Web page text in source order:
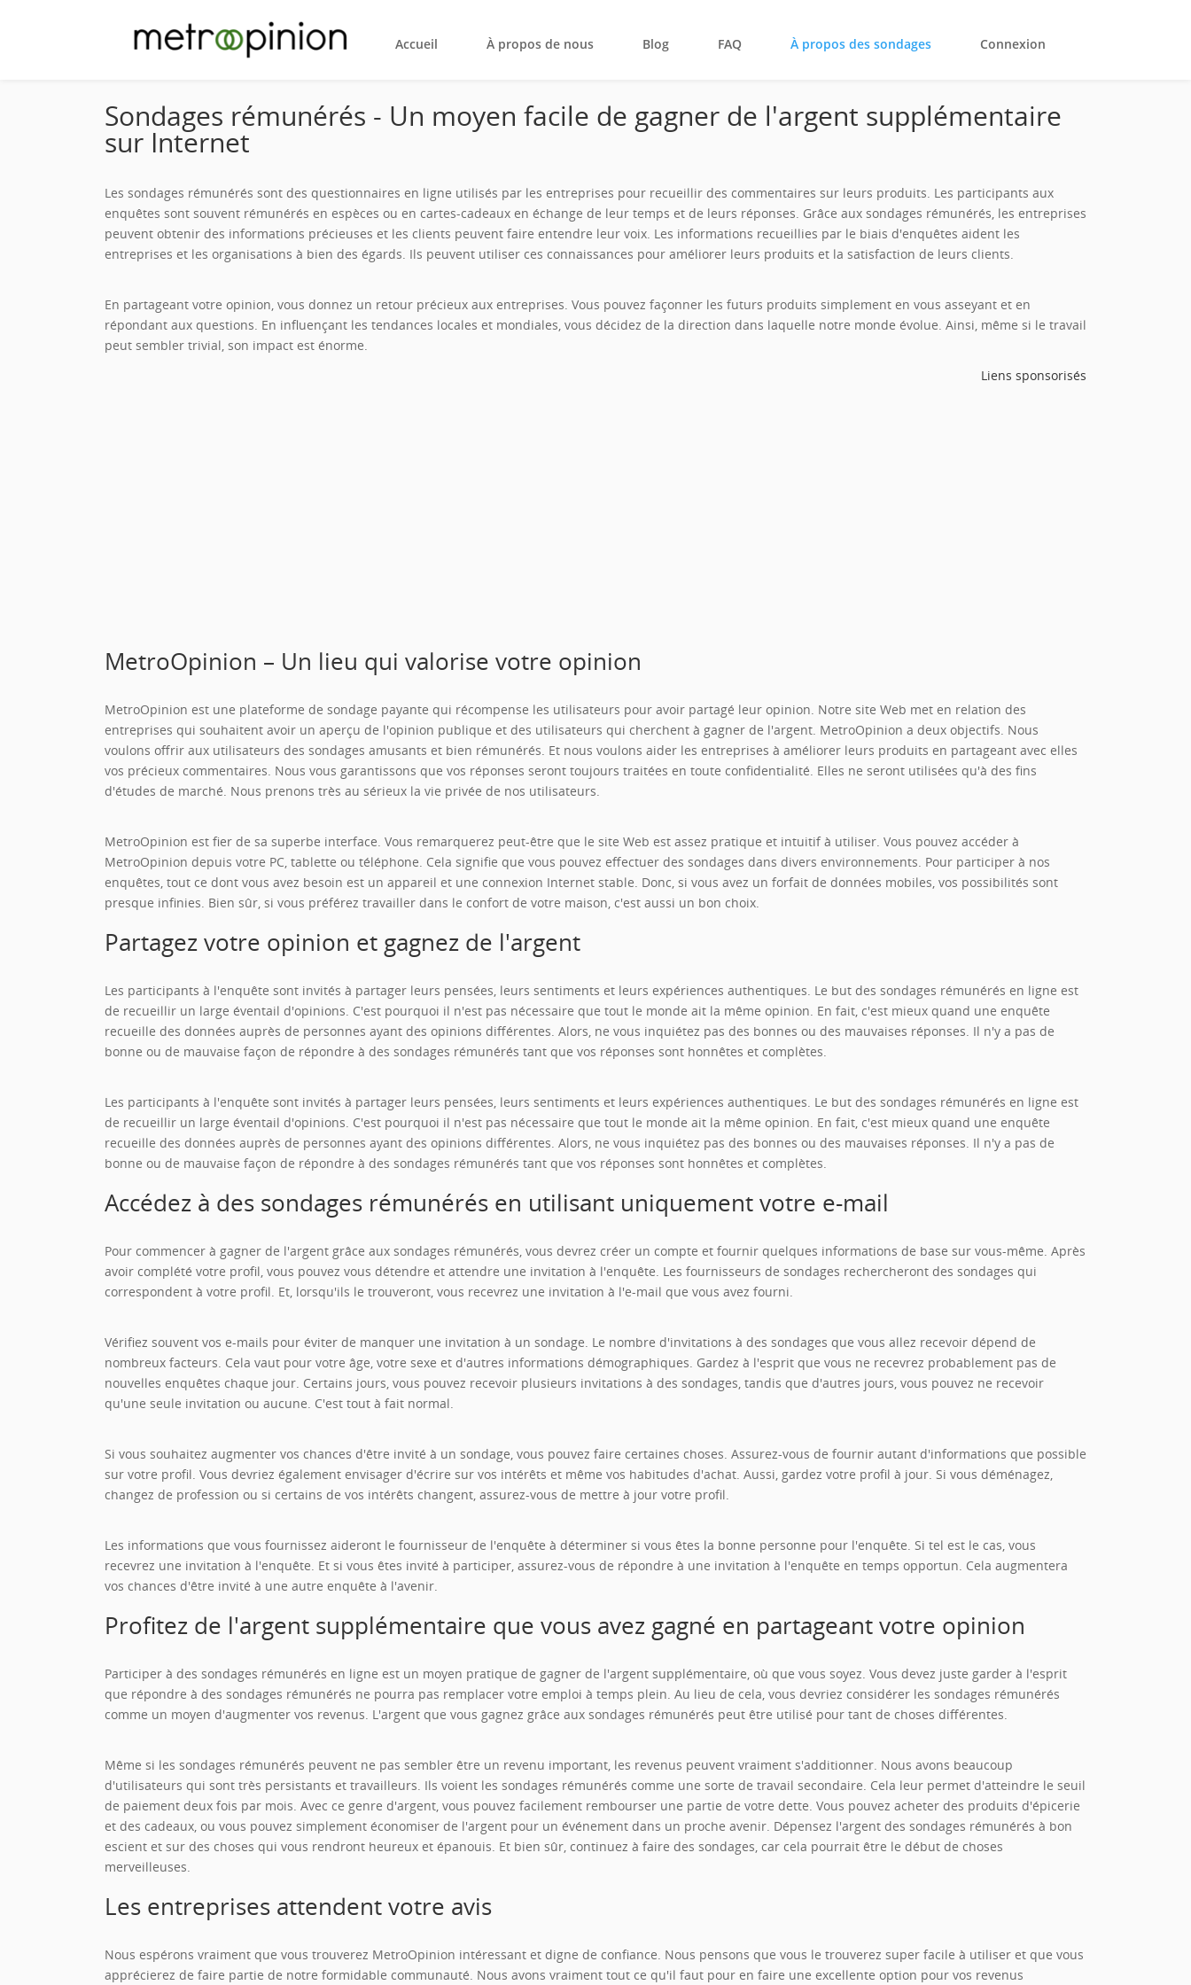
Accueil À propos de nous Blog FAQ À propos des sondages Connexion
Sondages rémunérés - Un moyen facile de gagner de l'argent supplémentaire
sur Internet
Les sondages rémunérés sont des questionnaires en ligne utilisés par les entreprises pour recueillir des commentaires sur leurs produits. Les participants aux
enquêtes sont souvent rémunérés en espèces ou en cartes-cadeaux en échange de leur temps et de leurs réponses. Grâce aux sondages rémunérés, les entreprises
peuvent obtenir des informations précieuses et les clients peuvent faire entendre leur voix. Les informations recueillies par le biais d'enquêtes aident les
entreprises et les organisations à bien des égards. Ils peuvent utiliser ces connaissances pour améliorer leurs produits et la satisfaction de leurs clients.
En partageant votre opinion, vous donnez un retour précieux aux entreprises. Vous pouvez façonner les futurs produits simplement en vous asseyant et en
répondant aux questions. En influençant les tendances locales et mondiales, vous décidez de la direction dans laquelle notre monde évolue. Ainsi, même si le travail
peut sembler trivial, son impact est énorme.
Liens sponsorisés
MetroOpinion – Un lieu qui valorise votre opinion
MetroOpinion est une plateforme de sondage payante qui récompense les utilisateurs pour avoir partagé leur opinion. Notre site Web met en relation des
entreprises qui souhaitent avoir un aperçu de l'opinion publique et des utilisateurs qui cherchent à gagner de l'argent. MetroOpinion a deux objectifs. Nous
voulons offrir aux utilisateurs des sondages amusants et bien rémunérés. Et nous voulons aider les entreprises à améliorer leurs produits en partageant avec elles
vos précieux commentaires. Nous vous garantissons que vos réponses seront toujours traitées en toute confidentialité. Elles ne seront utilisées qu'à des fins
d'études de marché. Nous prenons très au sérieux la vie privée de nos utilisateurs.
MetroOpinion est fier de sa superbe interface. Vous remarquerez peut-être que le site Web est assez pratique et intuitif à utiliser. Vous pouvez accéder à
MetroOpinion depuis votre PC, tablette ou téléphone. Cela signifie que vous pouvez effectuer des sondages dans divers environnements. Pour participer à nos
enquêtes, tout ce dont vous avez besoin est un appareil et une connexion Internet stable. Donc, si vous avez un forfait de données mobiles, vos possibilités sont
presque infinies. Bien sûr, si vous préférez travailler dans le confort de votre maison, c'est aussi un bon choix.
Partagez votre opinion et gagnez de l'argent
Les participants à l'enquête sont invités à partager leurs pensées, leurs sentiments et leurs expériences authentiques. Le but des sondages rémunérés en ligne est
de recueillir un large éventail d'opinions. C'est pourquoi il n'est pas nécessaire que tout le monde ait la même opinion. En fait, c'est mieux quand une enquête
recueille des données auprès de personnes ayant des opinions différentes. Alors, ne vous inquiétez pas des bonnes ou des mauvaises réponses. Il n'y a pas de
bonne ou de mauvaise façon de répondre à des sondages rémunérés tant que vos réponses sont honnêtes et complètes.
Les participants à l'enquête sont invités à partager leurs pensées, leurs sentiments et leurs expériences authentiques. Le but des sondages rémunérés en ligne est
de recueillir un large éventail d'opinions. C'est pourquoi il n'est pas nécessaire que tout le monde ait la même opinion. En fait, c'est mieux quand une enquête
recueille des données auprès de personnes ayant des opinions différentes. Alors, ne vous inquiétez pas des bonnes ou des mauvaises réponses. Il n'y a pas de
bonne ou de mauvaise façon de répondre à des sondages rémunérés tant que vos réponses sont honnêtes et complètes.
Accédez à des sondages rémunérés en utilisant uniquement votre e-mail
Pour commencer à gagner de l'argent grâce aux sondages rémunérés, vous devrez créer un compte et fournir quelques informations de base sur vous-même. Après
avoir complété votre profil, vous pouvez vous détendre et attendre une invitation à l'enquête. Les fournisseurs de sondages rechercheront des sondages qui
correspondent à votre profil. Et, lorsqu'ils le trouveront, vous recevrez une invitation à l'e-mail que vous avez fourni.
Vérifiez souvent vos e-mails pour éviter de manquer une invitation à un sondage. Le nombre d'invitations à des sondages que vous allez recevoir dépend de
nombreux facteurs. Cela vaut pour votre âge, votre sexe et d'autres informations démographiques. Gardez à l'esprit que vous ne recevrez probablement pas de
nouvelles enquêtes chaque jour. Certains jours, vous pouvez recevoir plusieurs invitations à des sondages, tandis que d'autres jours, vous pouvez ne recevoir
qu'une seule invitation ou aucune. C'est tout à fait normal.
Si vous souhaitez augmenter vos chances d'être invité à un sondage, vous pouvez faire certaines choses. Assurez-vous de fournir autant d'informations que possible
sur votre profil. Vous devriez également envisager d'écrire sur vos intérêts et même vos habitudes d'achat. Aussi, gardez votre profil à jour. Si vous déménagez,
changez de profession ou si certains de vos intérêts changent, assurez-vous de mettre à jour votre profil.
Les informations que vous fournissez aideront le fournisseur de l'enquête à déterminer si vous êtes la bonne personne pour l'enquête. Si tel est le cas, vous
recevrez une invitation à l'enquête. Et si vous êtes invité à participer, assurez-vous de répondre à une invitation à l'enquête en temps opportun. Cela augmentera
vos chances d'être invité à une autre enquête à l'avenir.
Profitez de l'argent supplémentaire que vous avez gagné en partageant votre opinion
Participer à des sondages rémunérés en ligne est un moyen pratique de gagner de l'argent supplémentaire, où que vous soyez. Vous devez juste garder à l'esprit
que répondre à des sondages rémunérés ne pourra pas remplacer votre emploi à temps plein. Au lieu de cela, vous devriez considérer les sondages rémunérés
comme un moyen d'augmenter vos revenus. L'argent que vous gagnez grâce aux sondages rémunérés peut être utilisé pour tant de choses différentes.
Même si les sondages rémunérés peuvent ne pas sembler être un revenu important, les revenus peuvent vraiment s'additionner. Nous avons beaucoup
d'utilisateurs qui sont très persistants et travailleurs. Ils voient les sondages rémunérés comme une sorte de travail secondaire. Cela leur permet d'atteindre le seuil
de paiement deux fois par mois. Avec ce genre d'argent, vous pouvez facilement rembourser une partie de votre dette. Vous pouvez acheter des produits d'épicerie
et des cadeaux, ou vous pouvez simplement économiser de l'argent pour un événement dans un proche avenir. Dépensez l'argent des sondages rémunérés à bon
escient et sur des choses qui vous rendront heureux et épanouis. Et bien sûr, continuez à faire des sondages, car cela pourrait être le début de choses
merveilleuses.
Les entreprises attendent votre avis
Nous espérons vraiment que vous trouverez MetroOpinion intéressant et digne de confiance. Nous pensons que vous le trouverez super facile à utiliser et que vous
apprécierez de faire partie de notre formidable communauté. Nous avons vraiment tout ce qu'il faut pour en faire une excellente option pour vos revenus